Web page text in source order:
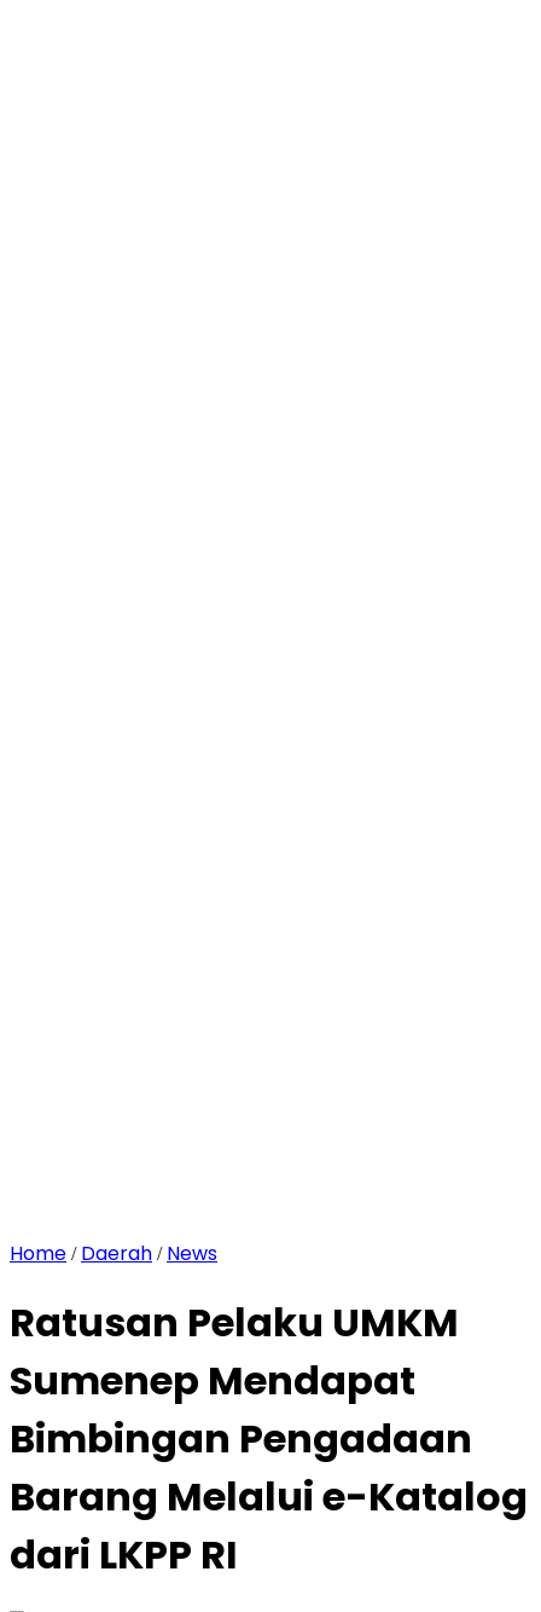
Home / Daerah / News
Ratusan Pelaku UMKM
Sumenep Mendapat
Bimbingan Pengadaan
Barang Melalui e-Katalog
dari LKPP RI